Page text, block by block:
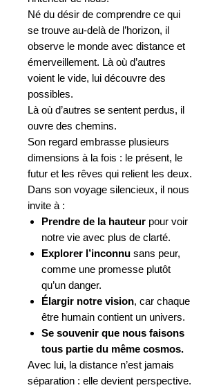
Né du désir de comprendre ce qui
se trouve au-delà de l’horizon, il
observe le monde avec distance et
émerveillement. Là où d’autres
voient le vide, lui découvre des
possibles.
Là où d’autres se sentent perdus, il
ouvre des chemins.
Son regard embrasse plusieurs
dimensions à la fois : le présent, le
futur et les rêves qui relient les deux.
Dans son voyage silencieux, il nous
invite à :
Prendre de la hauteur pour voir
notre vie avec plus de clarté.
Explorer l’inconnu sans peur,
comme une promesse plutôt
qu’un danger.
Élargir notre vision, car chaque
être humain contient un univers.
Se souvenir que nous faisons
tous partie du même cosmos.
Avec lui, la distance n’est jamais
séparation : elle devient perspective.